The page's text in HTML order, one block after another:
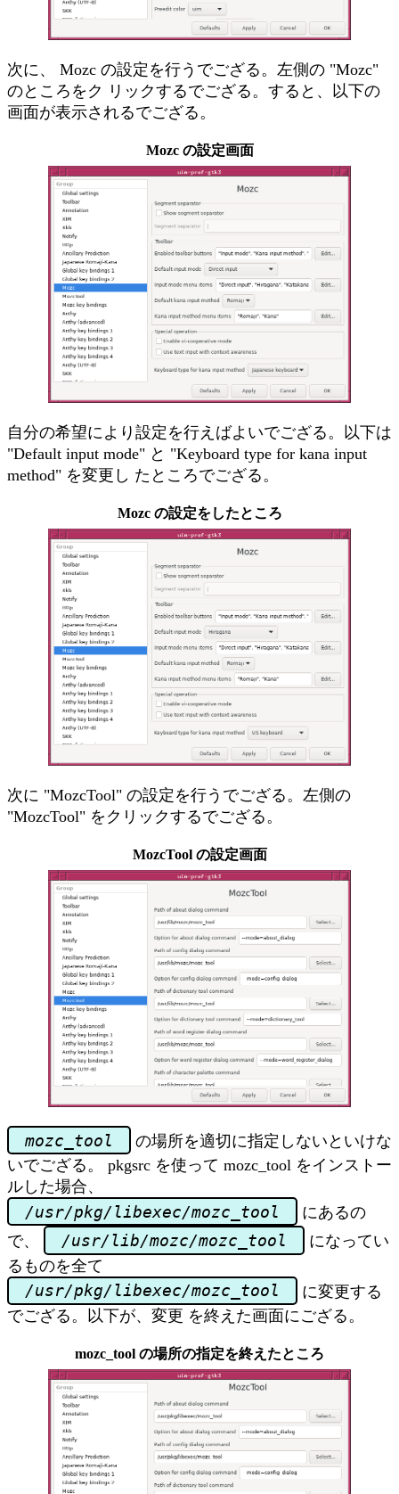
次に、 Mozc の設定を行うでござる。左側の "Mozc"
のところをク リックするでござる。すると、以下の
画面が表示されるでござる。
Mozc の設定画面
自分の希望により設定を行えばよいでござる。以下は
"Default input mode" と "Keyboard type for kana input
method" を変更し たところでござる。
Mozc の設定をしたところ
次に "MozcTool" の設定を行うでござる。左側の
"MozcTool" をクリックするでござる。
MozcTool の設定画面
mozc_tool
の場所を適切に指定しないといけな
いでござる。 pkgsrc を使って mozc_tool をインストー
ルした場合、
/usr/pkg/libexec/mozc_tool
にあるの
で、
/usr/lib/mozc/mozc_tool
になってい
るものを全て
/usr/pkg/libexec/mozc_tool
に変更する
でござる。以下が、変更 を終えた画面にござる。
mozc_tool の場所の指定を終えたところ